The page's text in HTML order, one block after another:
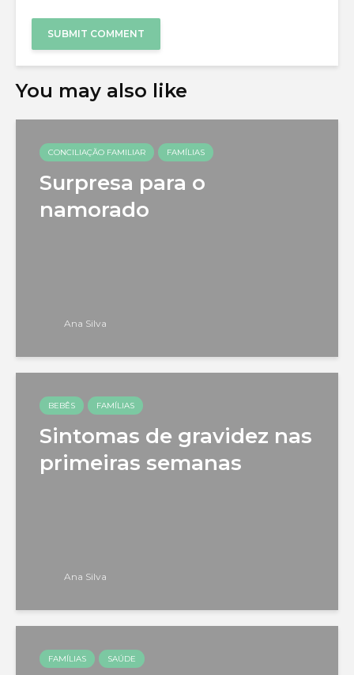
You may also like
CONCILIAÇÃO FAMILIAR FAMÍLIAS
Surpresa para o
namorado
Ana Silva
BEBÊS FAMÍLIAS
Sintomas de gravidez nas
primeiras semanas
Ana Silva
FAMÍLIAS SAÚDE